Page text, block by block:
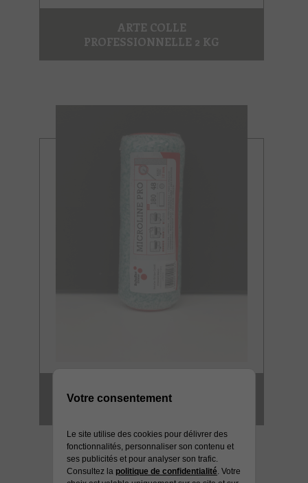
ARTE COLLE
PROFESSIONNELLE 2 KG
MANCHON GM
MICROFIBRE 12 MM HD
Votre consentement
Le site utilise des cookies pour délivrer des
fonctionnalités, personnaliser son contenu et
ses publicités et pour analyser son trafic.
Consultez la politique de confidentialité. Votre